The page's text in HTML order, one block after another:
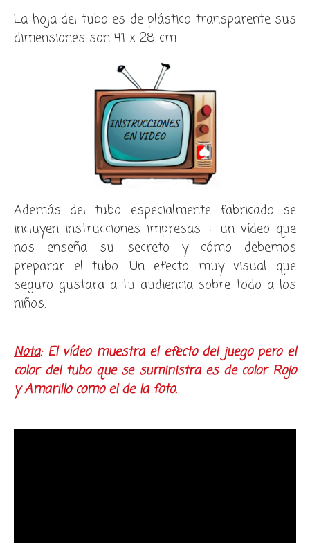
La hoja del tubo es de plástico transparente sus
dimensiones son 41 x 28 cm.
Además del tubo especialmente fabricado se
incluyen instrucciones impresas + un vídeo que
nos enseña su secreto y cómo debemos
preparar el tubo. Un efecto muy visual que
seguro gustara a tu audiencia sobre todo a los
niños.
Nota: El vídeo muestra el efecto del juego pero el
color del tubo que se suministra es de color Rojo
y Amarillo como el de la foto.